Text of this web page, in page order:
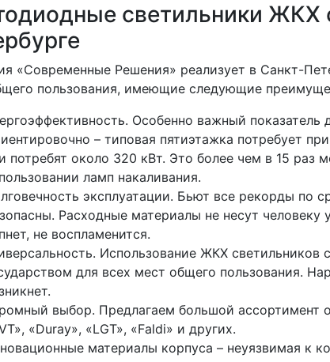
светильники ЖКХ
«Современные Решения» реализует в Санкт-
пользования, имеющие следующие
Особенно важный
– типовая пятиэтажка потребует
потребят около 320 кВт. Это более чем в 15 раз
ламп накаливания.
эксплуатации. Бьют все рекорды по
Расходные материалы не несут
не воспламенится.
Использование ЖКХ светильников
для всех мест общего пользования.
выбор. Предлагаем большой ассортимент
«Duray», «LGT», «Faldi» и других.
материалы корпуса – неуязвимая к